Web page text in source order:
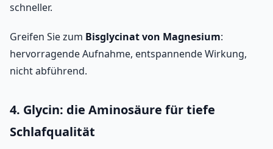
schneller.
Greifen Sie zum Bisglycinat von Magnesium:
hervorragende Aufnahme, entspannende Wirkung,
nicht abführend.
4. Glycin: die Aminosäure für tiefe
Schlafqualität